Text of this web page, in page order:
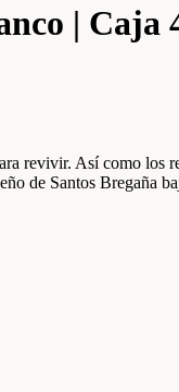
| Caja
revivir. Así como
de Santos Bregaña